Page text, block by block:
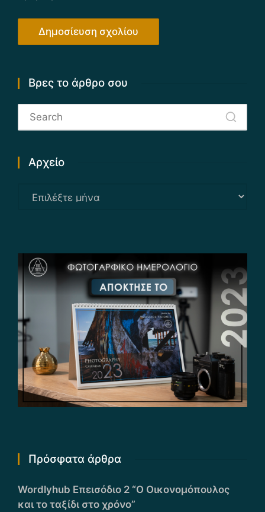
Βρες το άρθρο σου
Αρχείο
Αρχείο
Πρόσφατα άρθρα
Wordlyhub Επεισόδιο 2 “Ο Οικονομόπουλος
και το ταξίδι στο χρόνο”